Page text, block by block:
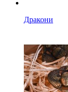
Дракони